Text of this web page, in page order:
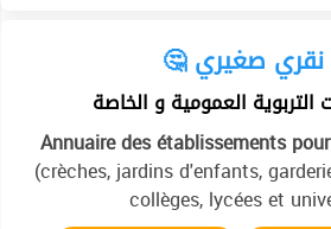
نقري صغيري
العمومية و الخاصة
Annuaire des établissements
(crèches, jardins d'enfants,
collèges, lycées et